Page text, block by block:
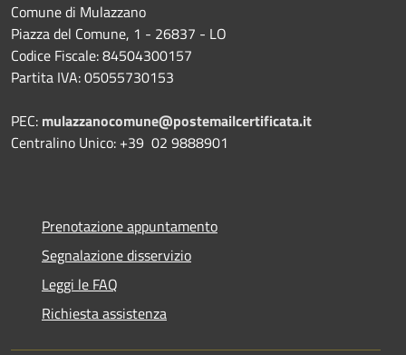
Comune di Mulazzano
Piazza del Comune, 1 - 26837 - LO
Codice Fiscale: 84504300157
Partita IVA: 05055730153
PEC: mulazzanocomune@postemailcertificata.it
Centralino Unico: +39 02 9888901
Prenotazione appuntamento
Segnalazione disservizio
Leggi le FAQ
Richiesta assistenza